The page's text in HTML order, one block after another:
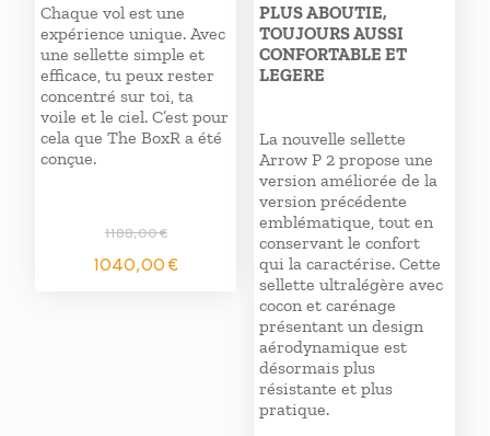
Chaque vol est une
expérience unique. Avec
une sellette simple et
efficace, tu peux rester
concentré sur toi, ta
voile et le ciel. C’est pour
cela que The BoxR a été
conçue.
1188,00€
Le
1040,00€Le
1040,00 €.
PLUS ABOUTIE,
TOUJOURS AUSSI
CONFORTABLE ET
LEGERE
La nouvelle sellette
Arrow P 2 propose une
version améliorée de la
version précédente
emblématique, tout en
conservant le confort
qui la caractérise. Cette
sellette ultralégère avec
cocon et carénage
présentant un design
aérodynamique est
désormais plus
résistante et plus
pratique.